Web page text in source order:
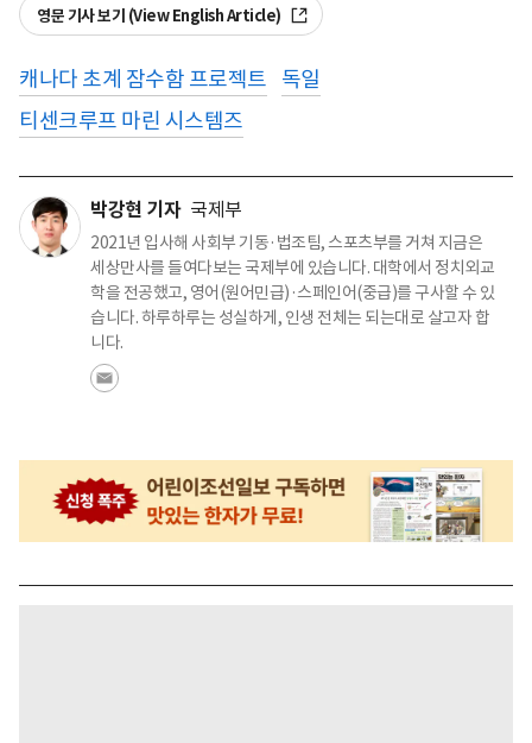
영문 기사 보기 (View English Article)
캐나다 초계 잠수함 프로젝트
독일
티센크루프 마린 시스템즈
박강현 기자 국제부
2021년 입사해 사회부 기동·법조팀, 스포츠부를 거쳐 지금은
세상만사를 들여다보는 국제부에 있습니다. 대학에서 정치외교
학을 전공했고, 영어(원어민급)·스페인어(중급)를 구사할 수 있
습니다. 하루하루는 성실하게, 인생 전체는 되는대로 살고자 합
니다.